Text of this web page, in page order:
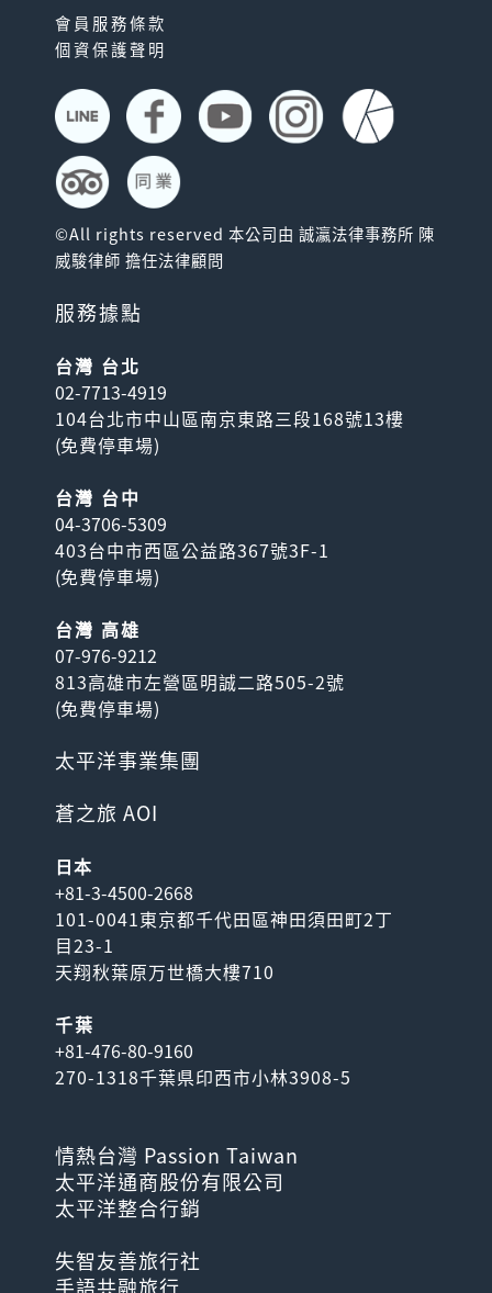
會員服務條款
個資保護聲明
©All rights reserved 本公司由 誠瀛法律事務所 陳
威駿律師 擔任法律顧問
服務據點
台灣 台北
02-7713-4919
104台北市中山區南京東路三段168號13樓
(免費停車場)
台灣 台中
04-3706-5309
403台中市西區公益路367號3F-1
(免費停車場)
台灣 高雄
07-976-9212
813高雄市左營區明誠二路505-2號
(免費停車場)
太平洋事業集團
蒼之旅 AOI
日本
+81-3-4500-2668
101-0041東京都千代田區神田須田町2丁
目23-1
天翔秋葉原万世橋大樓710
千葉
+81-476-80-9160
270-1318千葉県印西市小林3908-5
情熱台灣 Passion Taiwan
太平洋通商股份有限公司
太平洋整合行銷
失智友善旅行社
手語共融旅行